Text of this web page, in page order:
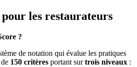
les restaurateurs
?
de notation qui évalue les pratiques
150 critères portant surtrois niveaux :